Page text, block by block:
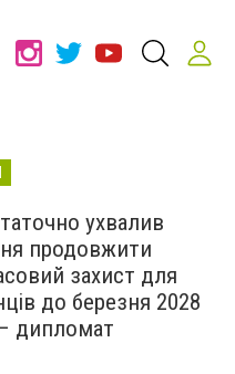
ухвалив
продовжити
захист для
до березня 2028
дипломат